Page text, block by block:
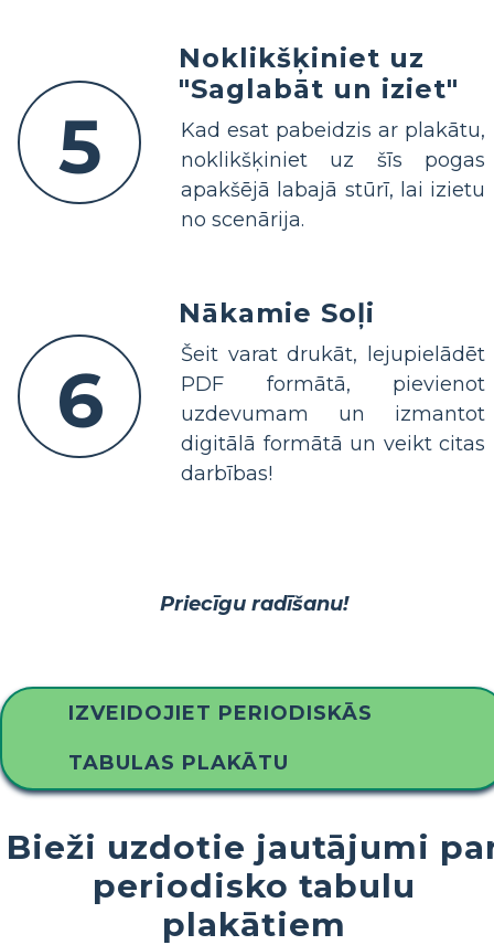
5
Noklikšķiniet uz
"Saglabāt un iziet"
Kad esat pabeidzis ar plakātu,
noklikšķiniet uz šīs pogas
apakšējā labajā stūrī, lai izietu
no scenārija.
6
Nākamie Soļi
Šeit varat drukāt, lejupielādēt
PDF formātā, pievienot
uzdevumam un izmantot
digitālā formātā un veikt citas
darbības!
Priecīgu radīšanu!
IZVEIDOJIET PERIODISKĀS
TABULAS PLAKĀTU
Bieži uzdotie jautājumi
periodisko tabulu
plakātiem